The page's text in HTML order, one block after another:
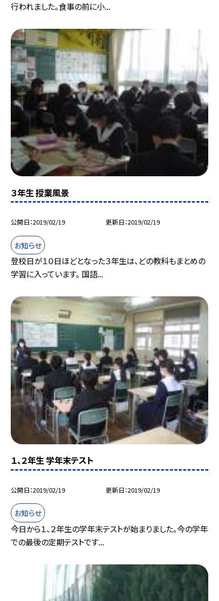
行われました。食事の前に小...
３年生 授業風景
公開日 2019/02/19 更新日 2019/02/19
お知らせ
登校日が１０日ほどとなった３年生は、どの教科もまとめの
学習に入っています。 国語...
１、２年生 学年末テスト
公開日 2019/02/19 更新日 2019/02/19
お知らせ
今日から１、２年生の学年末テストが始まりました。今の学年
での最後の定期テストです...